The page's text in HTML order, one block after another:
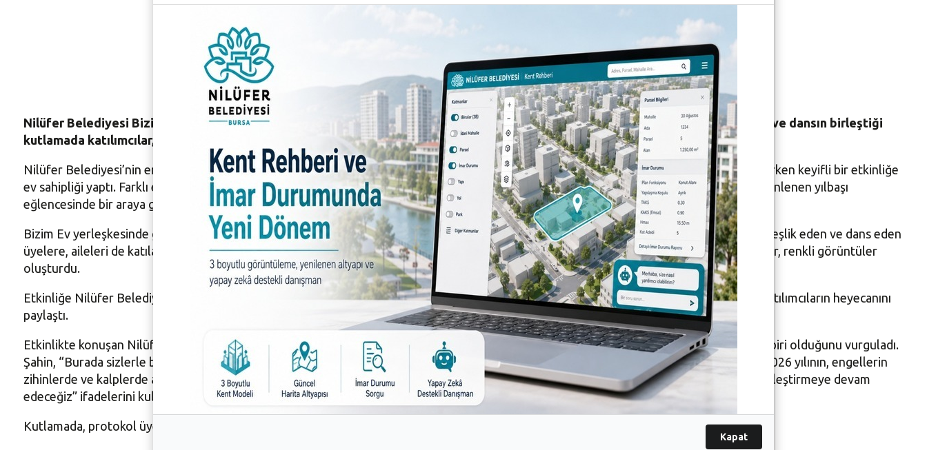
Bizim Ev’de yılbaşı heyecanı
Nilüfer Belediyesi Bizim Ev Engelliler Sosyal Yaşam Destek Merkezi üyeleri, düzenlenen renkli etkinlikle yeni yılı karşıladı. Müzik ve dansın birleştiği
kutlamada katılımcılar, aileleriyle birlikte 2026’ya girmenin mutluluğunu paylaştı.
Nilüfer Belediyesi’nin engelli bireylerin sosyal hayata aktif katılımını sağlamak amacıyla hizmet veren merkezi Bizim Ev, 2026 yılına yaklaşırken keyifli bir etkinliğe
ev sahipliği yaptı. Farklı engel gruplarına yönelik yıl boyunca sürdürülen eğitim ve atölye çalışmalarına kısa bir mola veren katılımcılar, düzenlenen yılbaşı
eğlencesinde bir araya geldi.
Bizim Ev yerleşkesinde gerçekleşen kutlamada, katılımcılar DJ performansı eşliğinde gönüllerince eğlendi. Çalan şarkılara hep bir ağızdan eşlik eden ve dans eden
üyelere, aileleri de katılarak bu coşkuya ortak oldu. Dayanışmanın ve birlikte olmanın verdiği mutlulukla yılın yorgunluğunu atan katılımcılar, renkli görüntüler
oluşturdu.
Etkinliğe Nilüfer Belediye Başkan Yardımcısı Okan Şahin, Nilüfer Belediye Meclis Üyeleri Gülver Deniz ve Berna Hacer Bilici de katılarak katılımcıların heyecanını
paylaştı.
Etkinlikte konuşan Nilüfer Belediye Başkan Yardımcısı Okan Şahin, Bizim Ev’in Nilüfer’deki dayanışma kültürünün en güzel örneklerinden biri olduğunu vurguladı.
Şahin, “Burada sizlerle bir arada olmak, yüzlerinizdeki bu samimi gülümsemeyi ve enerjiyi görmek bizler için paha biçilemez bir mutluluk. 2026 yılının, engellerin
zihinlerde ve kalplerde aşıldığı; sağlık, huzur ve barış dolu bir yıl olmasını diliyorum. Yeni yılda da el ele vererek hayatı paylaşmaya ve güzelleştirmeye devam
edeceğiz” ifadelerini kullandı.
Kutlamada, protokol üyeleri ve Bizim Ev katılımcıları, yeni yıl pastasını hep birlikte kesti.
Kapat